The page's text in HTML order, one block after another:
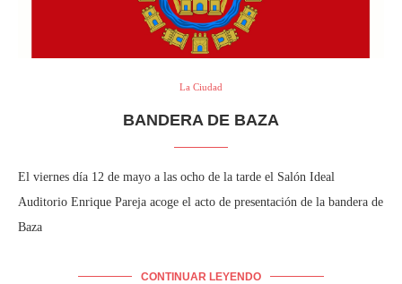
La Ciudad
BANDERA DE BAZA
El viernes día 12 de mayo a las ocho de la tarde el Salón Ideal
Auditorio Enrique Pareja acoge el acto de presentación de la bandera de
Baza
CONTINUAR LEYENDO